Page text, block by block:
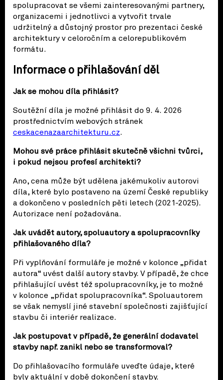
spolupracovat se všemi zainteresovanými partnery,
organizacemi i jednotlivci a vytvořit trvale
udržitelný a důstojný prostor pro prezentaci české
architektury v celoročním a celorepublikovém
formátu.
Informace o přihlašování děl
Jak se mohou díla přihlásit?
Soutěžní díla je možné přihlásit do 9. 4. 2026
prostřednictvím webových stránek
ceskacenazaarchitekturu.cz.
Mohou své práce přihlásit skutečně všichni tvůrci,
i pokud nejsou profesí architekti?
Ano, cena může být udělena jakémukoliv autorovi
díla, které bylo postaveno na území České republiky
a dokončeno v posledních pěti letech (2021-2025).
Autorizace není požadována.
Jak uvádět autory, spoluautory a spolupracovníky
přihlašovaného díla?
Při vyplňování formuláře je možné v kolonce „přidat
autora“ uvést další autory stavby. V případě, že chce
přihlašující uvést též spolupracovníky, je to možné
v kolonce „přidat spolupracovníka“. Spoluautorem
se však nemyslí jiné stavební společnosti zajišťující
stavbu či interiér realizace.
Jak postupovat v případě, že generální dodavatel
stavby např. zanikl nebo se transformoval?
Do přihlašovacího formuláře uveďte údaje, které
byly aktuální v době dokončení stavby.